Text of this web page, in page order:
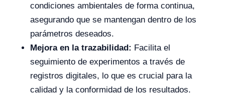
condiciones ambientales de forma continua,
asegurando que se mantengan dentro de los
parámetros deseados.
Mejora en la trazabilidad: Facilita el
seguimiento de experimentos a través de
registros digitales, lo que es crucial para la
calidad y la conformidad de los resultados.